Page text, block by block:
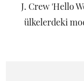
J. Crew 'Hello
ülkelerdeki